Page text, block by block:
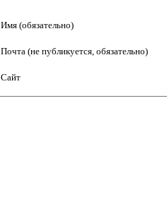
Имя (обязательно)
Почта (не публикуется, обязательно)
Сайт